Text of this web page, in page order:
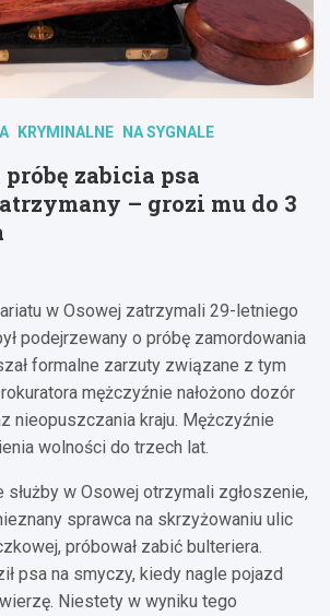
KRYMINALNE NA SYGNALE
zabicia psa
– grozi mu do 3
w Osowej zatrzymali 29-letniego
podejrzewany o próbę zamordowania
formalne zarzuty związane z tym
mężczyźnie nałożono dozór
nieopuszczania kraju. Mężczyźnie
wolności do trzech lat.
służby w Osowej otrzymali zgłoszenie,
sprawca na skrzyżowaniu ulic
próbował zabić bulteriera.
psa na smyczy, kiedy nagle pojazd
Niestety w wyniku tego